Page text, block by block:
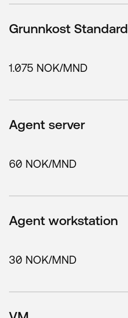
Grunnkost Standard
1.075 NOK/MND
Agent server
60 NOK/MND
Agent workstation
30 NOK/MND